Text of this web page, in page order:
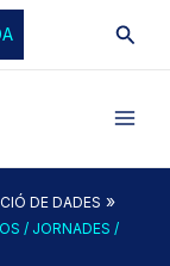
DE DADES »
/ JORNADES /